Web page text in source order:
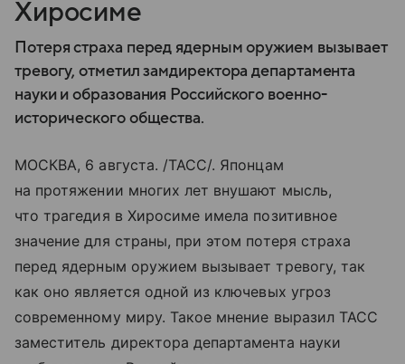
Хиросиме
Потеря страха перед ядерным оружием вызывает
тревогу, отметил замдиректора департамента
науки и образования Российского военно-
исторического общества.
МОСКВА, 6 августа. /ТАСС/. Японцам
на протяжении многих лет внушают мысль,
что трагедия в Хиросиме имела позитивное
значение для страны, при этом потеря страха
перед ядерным оружием вызывает тревогу, так
как оно является одной из ключевых угроз
современному миру. Такое мнение выразил ТАСС
заместитель директора департамента науки